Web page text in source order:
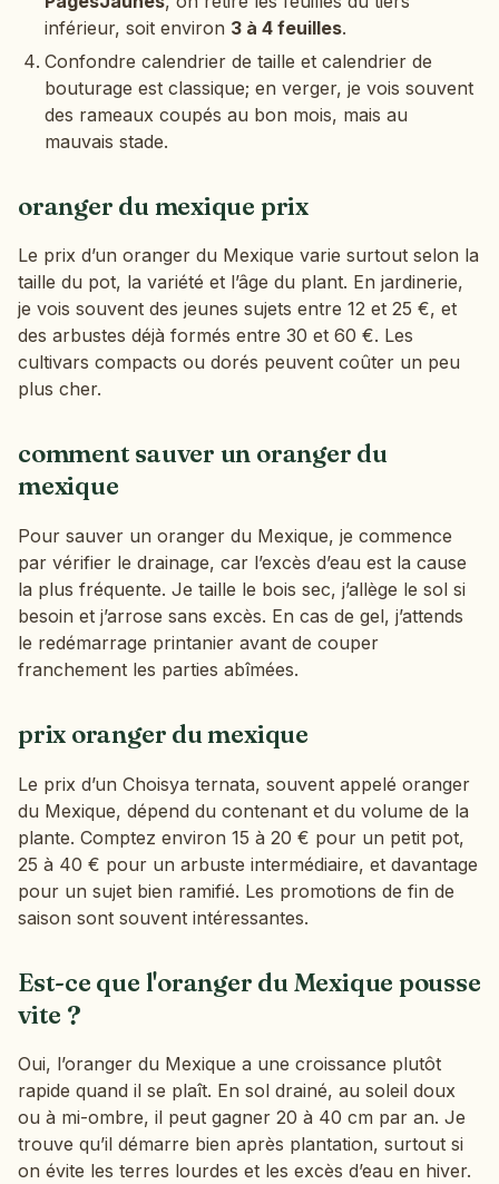
inférieur, soit environ 3 à 4 feuilles.
Confondre calendrier de taille et calendrier de
bouturage est classique; en verger, je vois souvent
des rameaux coupés au bon mois, mais au
mauvais stade.
oranger du mexique prix
Le prix d’un oranger du Mexique varie surtout selon la
taille du pot, la variété et l’âge du plant. En jardinerie,
je vois souvent des jeunes sujets entre 12 et 25 €, et
des arbustes déjà formés entre 30 et 60 €. Les
cultivars compacts ou dorés peuvent coûter un peu
plus cher.
comment sauver un oranger du
mexique
Pour sauver un oranger du Mexique, je commence
par vérifier le drainage, car l’excès d’eau est la cause
la plus fréquente. Je taille le bois sec, j’allège le sol si
besoin et j’arrose sans excès. En cas de gel, j’attends
le redémarrage printanier avant de couper
franchement les parties abîmées.
prix oranger du mexique
Le prix d’un Choisya ternata, souvent appelé oranger
du Mexique, dépend du contenant et du volume de la
plante. Comptez environ 15 à 20 € pour un petit pot,
25 à 40 € pour un arbuste intermédiaire, et davantage
pour un sujet bien ramifié. Les promotions de fin de
saison sont souvent intéressantes.
Est-ce que l'oranger du Mexique pousse
vite ?
Oui, l’oranger du Mexique a une croissance plutôt
rapide quand il se plaît. En sol drainé, au soleil doux
ou à mi-ombre, il peut gagner 20 à 40 cm par an. Je
trouve qu’il démarre bien après plantation, surtout si
on évite les terres lourdes et les excès d’eau en hiver.